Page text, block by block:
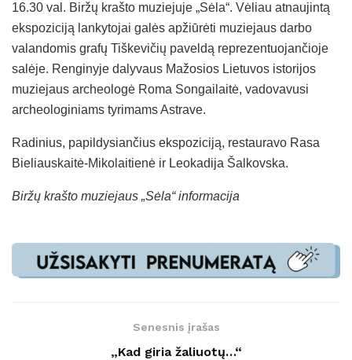
16.30 val. Biržų krašto muziejuje „Sėla“. Vėliau atnaujintą
ekspoziciją lankytojai galės apžiūrėti muziejaus darbo
valandomis grafų Tiškevičių paveldą reprezentuojančioje
salėje. Renginyje dalyvaus Mažosios Lietuvos istorijos
muziejaus archeologė Roma Songailaitė, vadovavusi
archeologiniams tyrimams Astrave.
Radinius, papildysiančius ekspoziciją, restauravo Rasa
Bieliauskaitė-Mikolaitienė ir Leokadija Šalkovska.
Biržų krašto muziejaus „Sėla“ informacija
Senesnis įrašas
„Kad giria žaliuotų…“